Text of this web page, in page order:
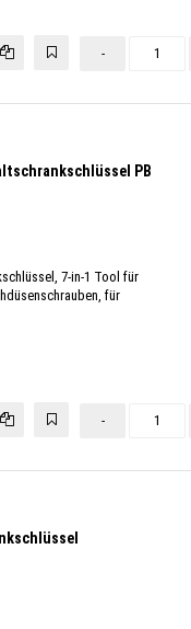
-
PB
7-in-1 Tool für
für
-